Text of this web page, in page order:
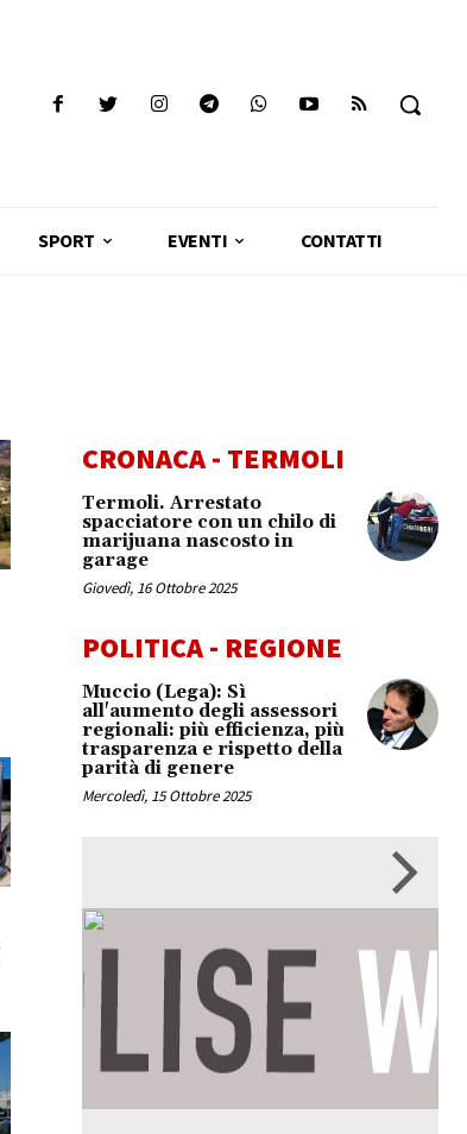
SPORT EVENTI CONTATTI
CRONACA - TERMOLI
Termoli. Arrestato
spacciatore con un chilo di
marijuana nascosto in
garage
Giovedì, 16 Ottobre 2025
POLITICA - REGIONE
Muccio (Lega): Sì
all'aumento degli assessori
regionali: più efficienza, più
trasparenza e rispetto della
parità di genere
Mercoledì, 15 Ottobre 2025